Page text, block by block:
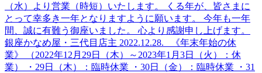
（水）より営業（時短）いたします。 くる年が、皆さまに
とって幸多き一年となりますように願います。 今年も一年
間、誠に有難う御座いました。 心より感謝申し上げます。
銀座かなめ屋・三代目店主 2022.12.28. 《年末年始の休
業》 （2022年12月29日（木）～2023年1月3日（火）：休
業） ・29日（木）：臨時休業 ・30日（金）：臨時休業 ・31